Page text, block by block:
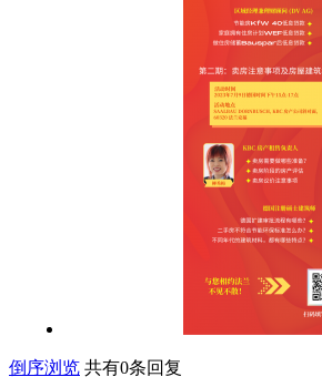
倒序浏览 共有0条回复